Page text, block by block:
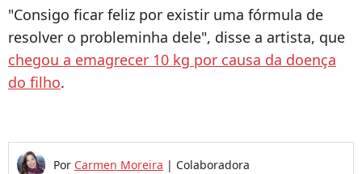
"Consigo ficar feliz por existir uma fórmula de
resolver o probleminha dele", disse a artista, que
chegou a emagrecer 10 kg por causa da doença
do filho.
Por Carmen Moreira | Colaboradora